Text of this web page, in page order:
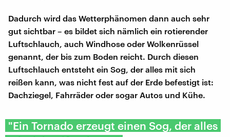
Dadurch wird das Wetterphänomen dann auch sehr
gut sichtbar – es bildet sich nämlich ein rotierender
Luftschlauch, auch Windhose oder Wolkenrüssel
genannt, der bis zum Boden reicht. Durch diesen
Luftschlauch entsteht ein Sog, der alles mit sich
reißen kann, was nicht fest auf der Erde befestigt ist:
Dachziegel, Fahrräder oder sogar Autos und Kühe.
"Ein Tornado erzeugt einen Sog, der alles